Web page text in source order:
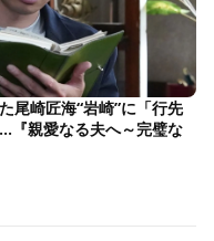
尾崎匠海“岩崎”に「行先
『親愛なる夫へ～完璧な